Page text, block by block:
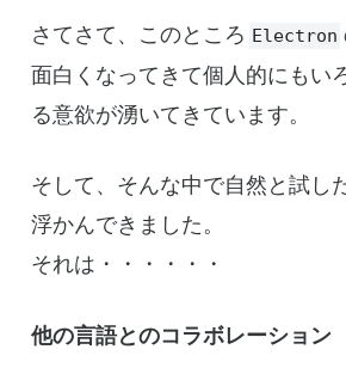
さてさて、このところ Electron
面白くなってきて個人的にもい
る意欲が湧いてきています。
そして、そんな中で自然と試し
浮かんできました。
それは・・・・・・
他の言語とのコラボレーション